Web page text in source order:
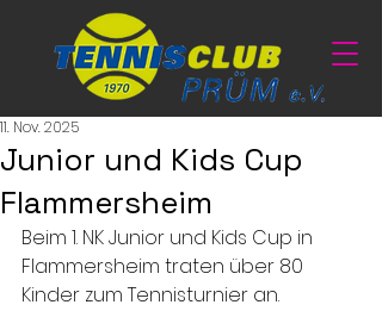
Junior und Kids Cup
Flammersheim
11. Nov. 2025
Beim 1. NK Junior und Kids Cup in
Flammersheim traten über 80
Kinder zum Tennisturnier an.